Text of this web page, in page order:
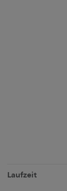
Laufzeit